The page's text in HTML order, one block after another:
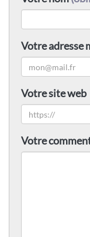
Votre adresse
Votre site web
Votre